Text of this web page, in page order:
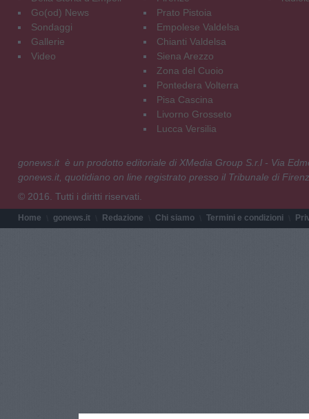
Go(od) News
Sondaggi
Gallerie
Video
Prato Pistoia
Empolese Valdelsa
Chianti Valdelsa
Siena Arezzo
Zona del Cuoio
Pontedera Volterra
Pisa Cascina
Livorno Grosseto
Lucca Versilia
gonews.it è un prodotto editoriale di XMedia Group S.r.l - Via
gonews.it, quotidiano on line registrato presso il Tribunale di
© 2016. Tutti i diritti riservati.
Home gonews.it Redazione Chi siamo Termini e condizioni